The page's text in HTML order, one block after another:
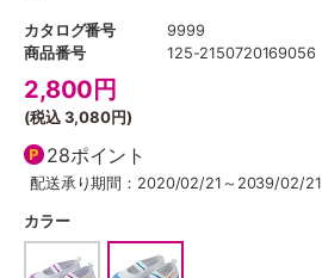
カタログ番号
9999
商品番号
125-2150720169056
2,800 円
(税込3,080円)
28ポイント
配送承り期間：2020/02/21～2039/02/21
カラー